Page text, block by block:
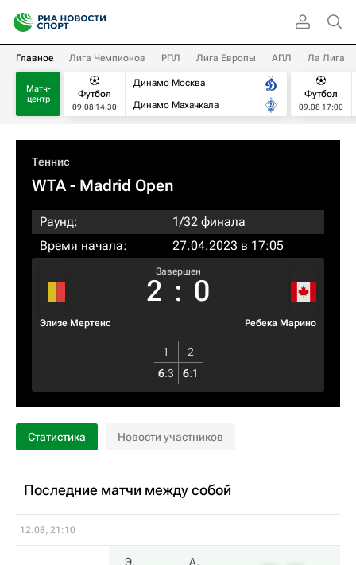
Главное Лига Чемпионов РПЛ Лига Европы АПЛ Ла Лига
Матч-
центр
Футбол
09.08 14:30
Динамо Москва
Динамо Махачкала
Футбол
09.08 17:00
Теннис
WTA- Madrid Open
Раунд:
1/32 финала
Время начала:
27.04.2023 в 17:05
Элизе Мертенс
Завершен
2 : 0
Ребека Марино
1
2
6:3 6:1
Статистика Новости участников
Последние матчи между собой
12.08, 21:10
Э.
А.